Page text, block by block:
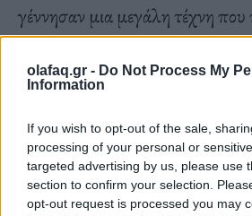
olafaq.gr - Do Not Process My
Information
If you wish to opt-out of the sale,
processing of your personal or
targeted advertising by us, please use
section to confirm your selection.
opt-out request is processed you may
γέννησαν μια μεγάλη τέχνη
τους μπροστά. Υπάρχει πάντα
τι θα έκαναν αυτοί οι άνθρωποι
προσωπικότητες όπως ο
Σεφέρης, ο Κουν, ο Τσαρούχης,
Γκίκας, ο Μόραλης, για τις